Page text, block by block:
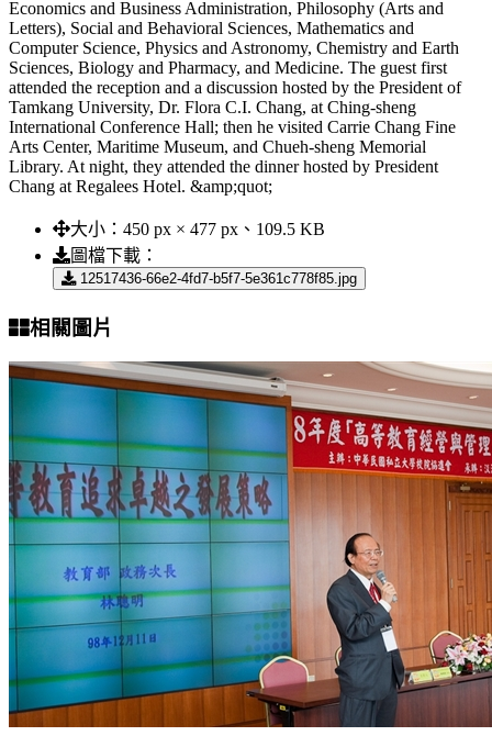
Economics and Business Administration, Philosophy (Arts and
Letters), Social and Behavioral Sciences, Mathematics and
Computer Science, Physics and Astronomy, Chemistry and Earth
Sciences, Biology and Pharmacy, and Medicine. The guest first
attended the reception and a discussion hosted by the President of
Tamkang University, Dr. Flora C.I. Chang, at Ching-sheng
International Conference Hall; then he visited Carrie Chang Fine
Arts Center, Maritime Museum, and Chueh-sheng Memorial
Library. At night, they attended the dinner hosted by President
Chang at Regalees Hotel. &amp;quot;
大小： 450 px × 477 px、109.5 KB
圖檔下載：
12517436-66e2-4fd7-b5f7-5e361c778f85.jpg
相關圖片